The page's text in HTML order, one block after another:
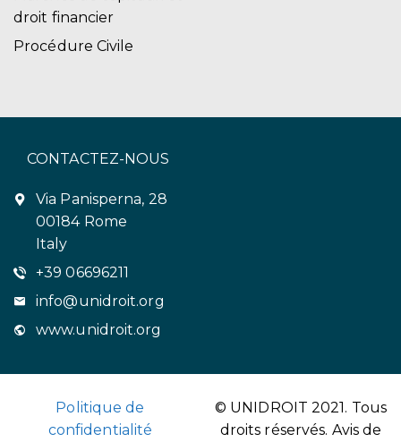
droit financier
Procédure Civile
CONTACTEZ-NOUS
Via Panisperna, 28
00184 Rome
Italy
+39 06696211
info@unidroit.org
www.unidroit.org
Politique de
confidentialité
© UNIDROIT 2021. Tous
droits réservés. Avis de